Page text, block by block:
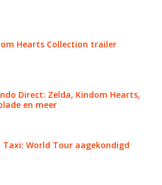
Hearts Collection trailer
Direct: Zelda, Kindom Hearts,
en meer
Taxi: World Tour aagekondigd